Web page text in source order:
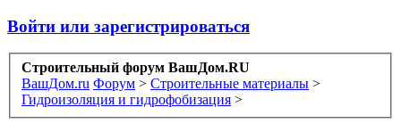
Войти или зарегистрироваться
Строительный форум ВашДом.RU
ВашДом.ru Форум > Строительные материалы >
Гидроизоляция и гидрофобизация >